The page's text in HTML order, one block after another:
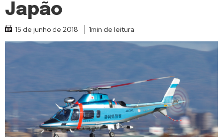
Japão
15 de junho de 2018 1min de leitura